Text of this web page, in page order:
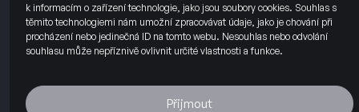
k informacím o zařízení technologie, jako jsou soubory cookies. Souhlas s
těmito technologiemi nám umožní zpracovávat údaje, jako je chování při
procházení nebo jedinečná ID na tomto webu. Nesouhlas nebo odvolání
souhlasu může nepříznivě ovlivnit určité vlastnosti a funkce.
Přijmout
Okruh
+420 703 112 260